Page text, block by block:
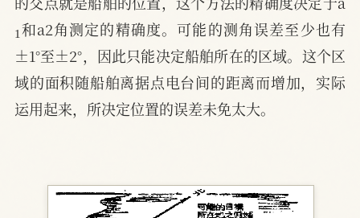
1和a2角测定的精确度。可能的测角误差至少也有
±1°至±2°，因此只能决定船舶所在的区域。这个区
域的面积随船舶离据点电台间的距离而增加，实际
运用起来，所决定位置的误差未免太大。